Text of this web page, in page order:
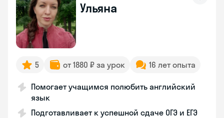
Ульяна
5 от 1880 ₽ за урок 16 лет опыта
Помогает учащимся полюбить английский
язык
Подготавливает к успешной сдаче ОГЭ и ЕГЭ